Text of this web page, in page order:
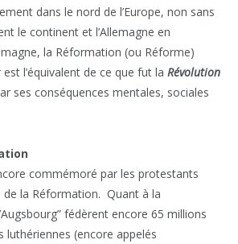
dans le nord de l’Europe, non sans
le continent et l’Allemagne en
la Réformation (ou Réforme)
l’équivalent de ce que fut la Révolution
ses conséquences mentales, sociales
commémoré par les protestants
de la Réformation. Quant à la
fédèrent encore 65 millions
luthériennes (encore appelés